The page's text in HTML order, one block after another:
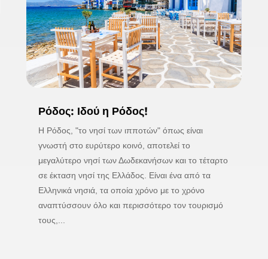
Ρόδος: Ιδού η Ρόδος!
Η Ρόδος, "το νησί των ιπποτών" όπως είναι
γνωστή στο ευρύτερο κοινό, αποτελεί το
μεγαλύτερο νησί των Δωδεκανήσων και το τέταρτο
σε έκταση νησί της Ελλάδος. Είναι ένα από τα
Ελληνικά νησιά, τα οποία χρόνο με το χρόνο
αναπτύσσουν όλο και περισσότερο τον τουρισμό
τους,...